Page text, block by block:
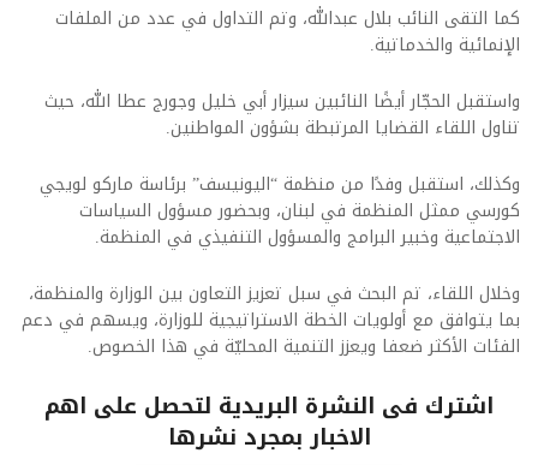
كما التقى النائب بلال عبدالله، وتم التداول في عدد من الملفات
الإنمائية والخدماتية.
واستقبل الحجّار أيضًا النائبين سيزار أبي خليل وجورج عطا الله، حيث
تناول اللقاء القضايا المرتبطة بشؤون المواطنين.
وكذلك، استقبل وفدًا من منظمة “اليونيسف” برئاسة ماركو لويجي
كورسي ممثل المنظمة في لبنان، وبحضور مسؤول السياسات
الاجتماعية وخبير البرامج والمسؤول التنفيذي في المنظمة.
وخلال اللقاء، تم البحث في سبل تعزيز التعاون بين الوزارة والمنظمة،
بما يتوافق مع أولويات الخطة الاستراتيجية للوزارة، ويسهم في دعم
الفئات الأكثر ضعفا ويعزز التنمية المحليّة في هذا الخصوص.
اشترك فى النشرة البريدية لتحصل على اهم
الاخبار بمجرد نشرها